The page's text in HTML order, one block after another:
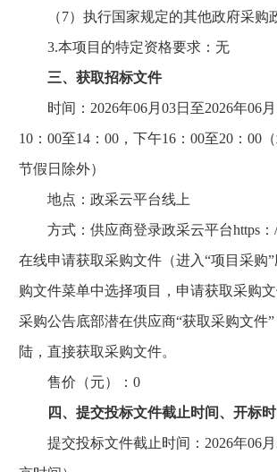
（7）执行国家规定的其他政府采购
3.本项目的特定资格要求：无
三、获取招标文件
时间：2026年06月03日至2026年06月
10：00至14：00，下午16：00至20：00
节假日除外）
地点：政采云平台线上
方式：供应商登录政采云平台https：//
在线申请获取采购文件（进入“项目采购
购文件菜单中选择项目，申请获取采购
采购公告底部潜在供应商“获取采购文件
陆，直接获取采购文件。
售价（元）：0
四、提交投标文件截止时间、开标
提交投标文件截止时间：2026年06月